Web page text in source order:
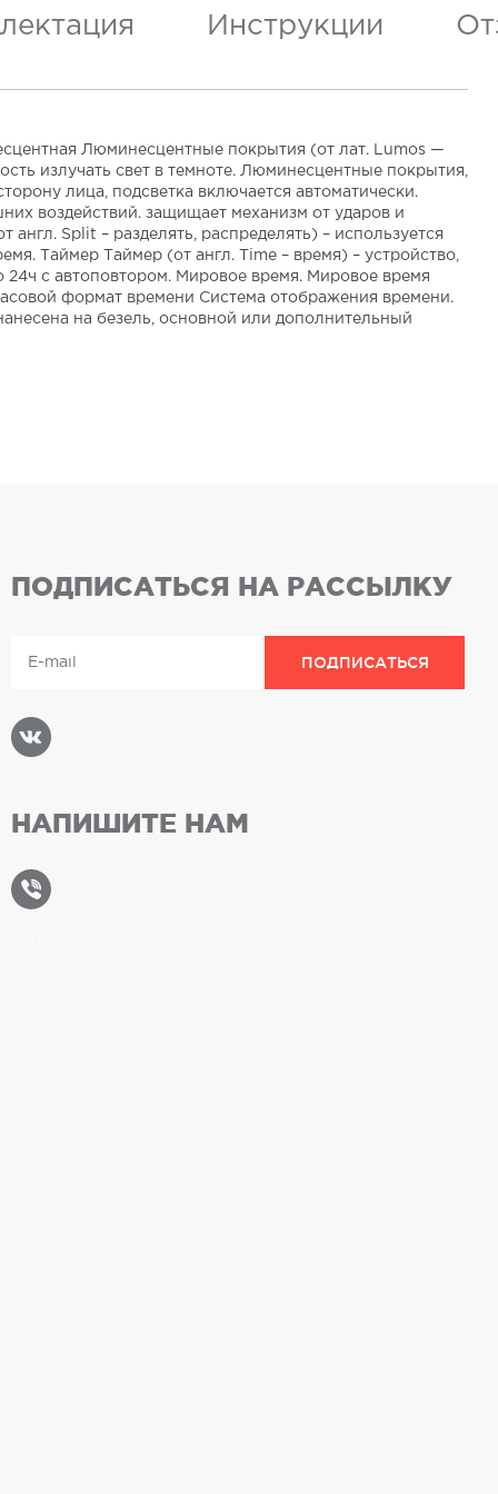
Инструкции
Люминесцентные покрытия (от лат. Lumos —
излучать свет в темноте. Люминесцентные покрытия,
лица, подсветка включается автоматически.
воздействий. защищает механизм от ударов и
Split – разделять, распределять) – используется
Таймер Таймер (от англ. Time – время) – устройство,
24ч с автоповтором. Мировое время. Мировое время
формат времени Система отображения времени.
на безель, основной или дополнительный
ПОДПИСАТЬСЯ НА РАССЫЛКУ
НАПИШИТЕ НАМ